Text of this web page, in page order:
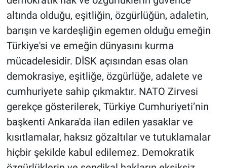
altında olduğu, eşitliğin, özgürlüğün, adaletin,
barışın ve kardeşliğin egemen olduğu emeğin
Türkiye'si ve emeğin dünyasını kurma
mücadelesidir. DİSK açısından esas olan
demokrasiye, eşitliğe, özgürlüğe, adalete ve
cumhuriyete sahip çıkmaktır. NATO Zirvesi
gerekçe gösterilerek, Türkiye Cumhuriyeti’nin
başkenti Ankara'da ilan edilen yasaklar ve
kısıtlamalar, haksız gözaltılar ve tutuklamalar
hiçbir şekilde kabul edilemez. Demokratik